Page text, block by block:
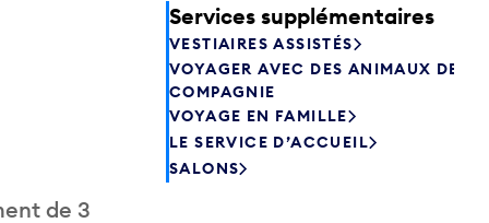
de 3
Services supplémentaires
VESTIAIRES ASSISTÉS
VOYAGER AVEC DES ANIMAUX DE
COMPAGNIE
VOYAGE EN FAMILLE
LE SERVICE D’ACCUEIL
SALONS